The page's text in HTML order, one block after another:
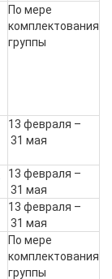
По мере
комплектования
группы
13 февраля –
31 мая
13 февраля –
31 мая
13 февраля –
31 мая
По мере
комплектования
группы